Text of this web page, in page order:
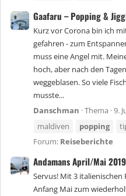
Gaafaru – Popping &
Kurz vor Corona bin ich
gefahren - zum
muss eine Angel mit.
hoch, aber nach den
weggeblasen. So viele
musste...
Danschman Thema 9.
maldiven
popping
Forum: Reiseberichte
Andamans April/Mai
Servus! Mit 3 italienischen
Anfang Mai zum